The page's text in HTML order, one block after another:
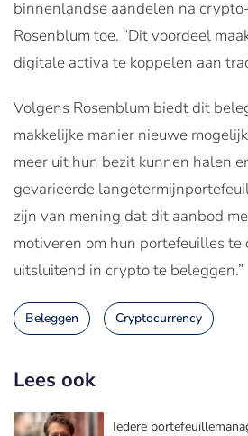
binnenlandse aandelen na
Rosenblum toe. “Dit voordeel
digitale activa te koppelen aan
Volgens Rosenblum biedt dit
makkelijke manier nieuwe
meer uit hun bezit kunnen halen
gevarieerde
zijn van mening dat dit aanbod
motiveren om hun portefeuilles
uitsluitend in crypto te beleggen.”
Beleggen Cryptocurrency
Lees ook
Iedere